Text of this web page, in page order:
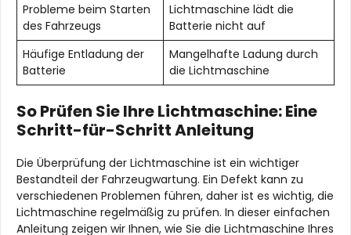
Probleme beim Starten
des Fahrzeugs
Lichtmaschine lädt die
Batterie nicht auf
Häufige Entladung der
Batterie
Mangelhafte Ladung durch
die Lichtmaschine
So Prüfen Sie Ihre Lichtmaschine: Eine
Schritt-für-Schritt Anleitung
Die Überprüfung der Lichtmaschine ist ein wichtiger
Bestandteil der Fahrzeugwartung. Ein Defekt kann zu
verschiedenen Problemen führen, daher ist es wichtig, die
Lichtmaschine regelmäßig zu prüfen. In dieser einfachen
Anleitung zeigen wir Ihnen, wie Sie die Lichtmaschine Ihres